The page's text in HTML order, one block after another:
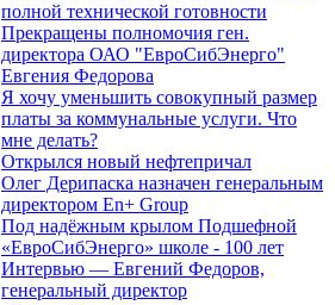
полной технической готовности
Прекращены полномочия ген.
директора ОАО "ЕвроСибЭнерго"
Евгения Федорова
Я хочу уменьшить совокупный размер
платы за коммунальные услуги. Что
мне делать?
Открылся новый нефтепричал
Олег Дерипаска назначен генеральным
директором En+ Group
Под надёжным крылом Подшефной
«ЕвроСибЭнерго» школе - 100 лет
Интервью — Евгений Федоров,
генеральный директор